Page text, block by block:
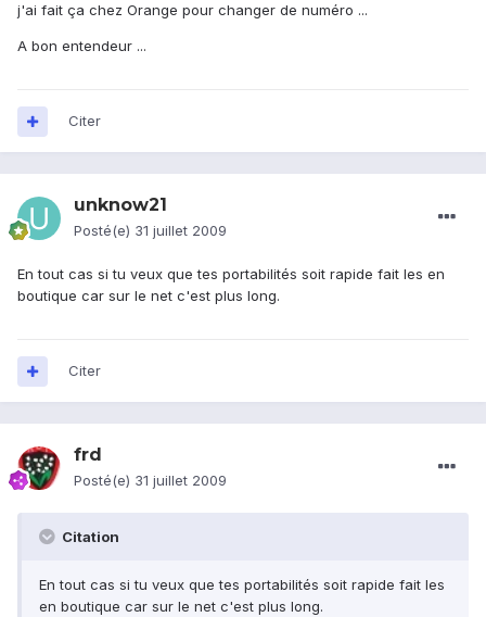
j'ai fait ça chez Orange pour changer de numéro ...
A bon entendeur ...
Citer
unknow21
Posté(e) 31 juillet 2009
En tout cas si tu veux que tes portabilités soit rapide fait les en
boutique car sur le net c'est plus long.
Citer
frd
Posté(e) 31 juillet 2009
Citation
En tout cas si tu veux que tes portabilités soit rapide fait les
en boutique car sur le net c'est plus long.